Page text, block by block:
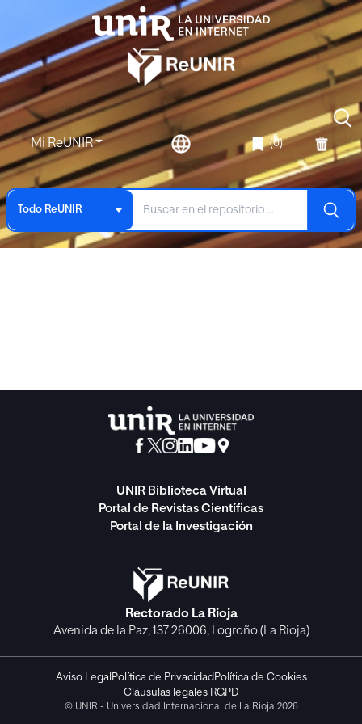
Mi ReUNIR (0)
Todo ReUNIR
UNIR Biblioteca Virtual
Portal de Revistas Científicas
Portal de la Investigación
Rectorado La Rioja
Avenida de la Paz, 137 26006, Logroño (La Rioja)
Aviso Legal Política de Privacidad Política de Cookies
Cláusulas legales RGPD
© UNIR - Universidad Internacional de La Rioja 2026